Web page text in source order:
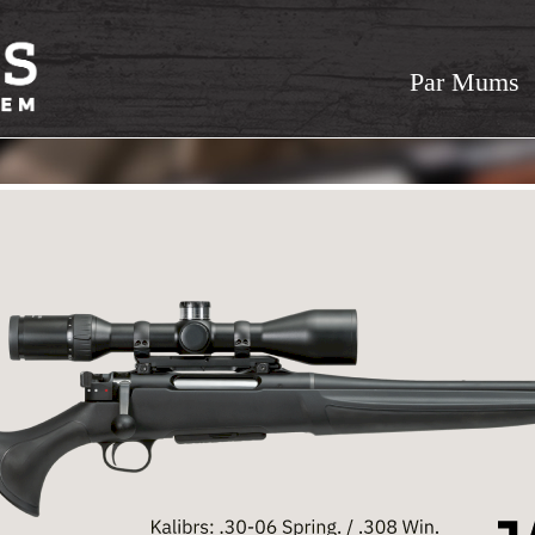
Par Mums